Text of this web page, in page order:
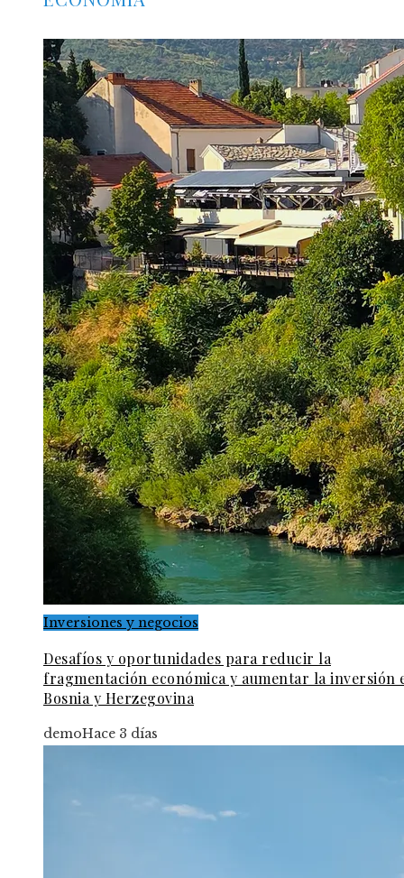
Inversiones y negocios
Desafíos y oportunidades para reducir la
fragmentación económica y aumentar la inversión
Bosnia y Herzegovina
demoHace 3 días